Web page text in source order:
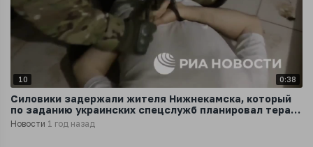
10 0:38
Силовики задержали жителя Нижнекамска, который
по заданию украинских спецслужб планировал теракт
на нефтехимическом комплексе
Новости 1 год назад